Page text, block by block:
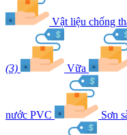
Vật liệu chống
(3) Vữa
nước PVC Sơn